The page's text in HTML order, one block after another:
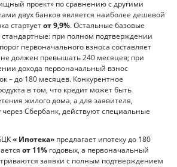
проект» по сравнению с другими
двух банков является наиболее дешевой
стартуетот 9,9%. Остальные базовые
при полном подтверждении
первоначального взноса составляет
должен превышать 240 месяцев; при
дохода первоначальный взнос
– до 180 месяцев. Конкурентное
в том, что кредит может быть
жилого дома, а для заявителя,
Сбербанк, действуют специальные
« Ипотека» предлагает ипотеку до 180
от 11% годовых, а первоначальный
заявки с полным подтверждением